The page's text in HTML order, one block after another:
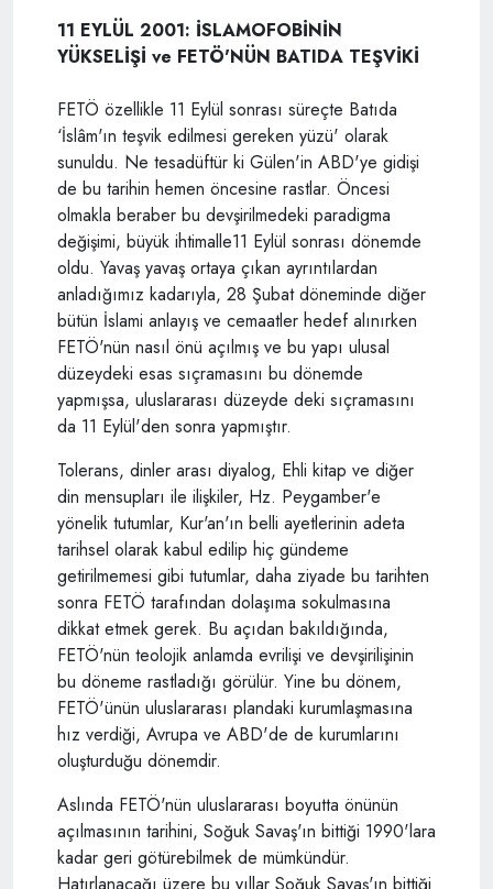
11 EYLÜL 2001: İSLAMOFOBİNİN
YÜKSELİŞİ ve FETÖ'NÜN BATIDA TEŞVİKİ
FETÖ özellikle 11 Eylül sonrası süreçte Batıda
‘İslâm'ın teşvik edilmesi gereken yüzü' olarak
sunuldu. Ne tesadüftür ki Gülen'in ABD'ye gidişi
de bu tarihin hemen öncesine rastlar. Öncesi
olmakla beraber bu devşirilmedeki paradigma
değişimi, büyük ihtimalle11 Eylül sonrası dönemde
oldu. Yavaş yavaş ortaya çıkan ayrıntılardan
anladığımız kadarıyla, 28 Şubat döneminde diğer
bütün İslami anlayış ve cemaatler hedef alınırken
FETÖ'nün nasıl önü açılmış ve bu yapı ulusal
düzeydeki esas sıçramasını bu dönemde
yapmışsa, uluslararası düzeyde deki sıçramasını
da 11 Eylül'den sonra yapmıştır.
Tolerans, dinler arası diyalog, Ehli kitap ve diğer
din mensupları ile ilişkiler, Hz. Peygamber'e
yönelik tutumlar, Kur'an'ın belli ayetlerinin adeta
tarihsel olarak kabul edilip hiç gündeme
getirilmemesi gibi tutumlar, daha ziyade bu tarihten
sonra FETÖ tarafından dolaşıma sokulmasına
dikkat etmek gerek. Bu açıdan bakıldığında,
FETÖ'nün teolojik anlamda evrilişi ve devşirilişinin
bu döneme rastladığı görülür. Yine bu dönem,
FETÖ'ünün uluslararası plandaki kurumlaşmasına
hız verdiği, Avrupa ve ABD'de de kurumlarını
oluşturduğu dönemdir.
Aslında FETÖ'nün uluslararası boyutta önünün
açılmasının tarihini, Soğuk Savaş'ın bittiği 1990'lara
kadar geri götürebilmek de mümkündür.
Hatırlanacağı üzere bu yıllar Soğuk Savaş'ın bittiği